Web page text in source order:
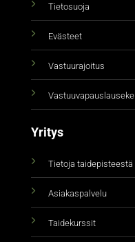
Tietosuoja
Evästeet
Vastuurajoitus
Vastuuvapauslauseke
Yritys
Tietoja taidepisteestä
Asiakaspalvelu
Taidekurssit